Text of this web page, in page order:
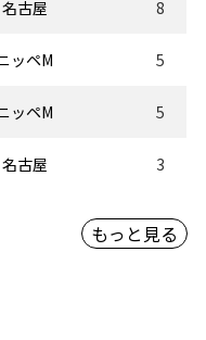
名古屋 8
ッペM 5
ッペM 5
名古屋 3
もっと見る